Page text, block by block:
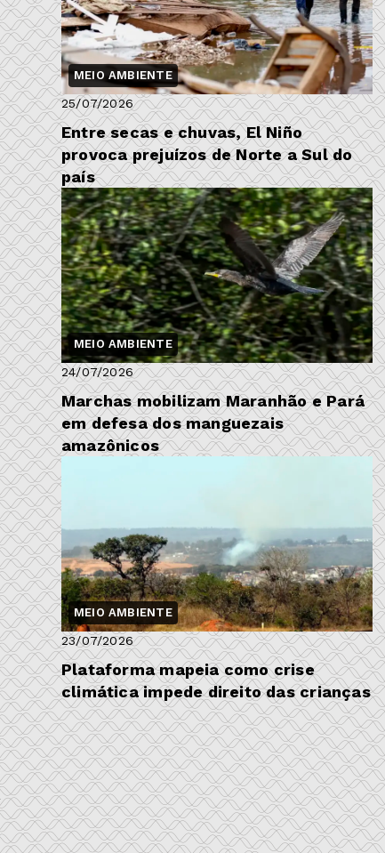
MEIO AMBIENTE
25/07/2026
Entre secas e chuvas, El Niño
provoca prejuízos de Norte a Sul do
país
MEIO AMBIENTE
24/07/2026
Marchas mobilizam Maranhão e Pará
em defesa dos manguezais
amazônicos
MEIO AMBIENTE
23/07/2026
Plataforma mapeia como crise
climática impede direito das crianças